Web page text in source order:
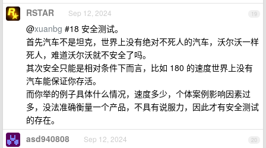
19
RSTAR Sep 12, 2024
@xuanbg #18 安全测试。
首先汽车不是坦克，世界上没有绝对不死人的汽车，沃尔沃一样
死人，难道沃尔沃就不安全了吗。
其次安全只能是相对条件下而言，比如 180 的速度世界上没有
汽车能保证你存活。
而你举的例子具体什么情况，速度多少，个体案例影响因素过
多，没法准确衡量一个产品，不具有说服力，因此才有安全测试
的存在。
20
asd940808 Sep 12, 2024